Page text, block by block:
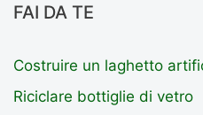
FAI DA TE
Costruire un laghetto
Riciclare bottiglie di vetro